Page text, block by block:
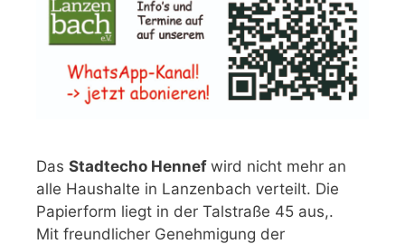
Das Stadtecho Hennef wird nicht mehr an
alle Haushalte in Lanzenbach verteilt. Die
Papierform liegt in der Talstraße 45 aus,.
Mit freundlicher Genehmigung der